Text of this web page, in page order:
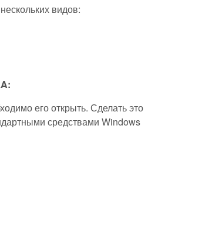
видов:
его открыть. Сделать это
средствами Windows